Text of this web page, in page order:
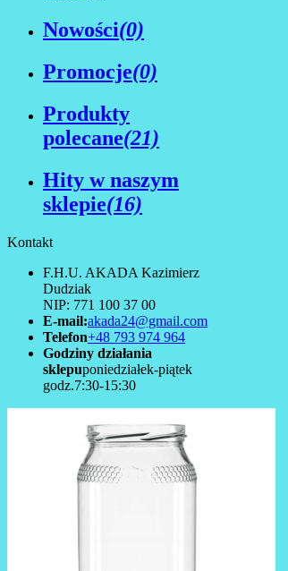
Nowości(0)
Promocje(0)
Produkty
polecane(21)
Hity w naszym
sklepie(16)
Kontakt
F.H.U. AKADA Kazimierz
Dudziak
NIP: 771 100 37 00
E-mail:akada24@gmail.com
Telefon+48 793 974 964
Godziny działania
sklepuponiedziałek-piątek
godz.7:30-15:30